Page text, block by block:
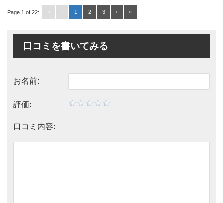
Page 1 of 22: « ‹ 1 2 3 › »
口コミを書いてみる
お名前:
評価:
口コミ内容: